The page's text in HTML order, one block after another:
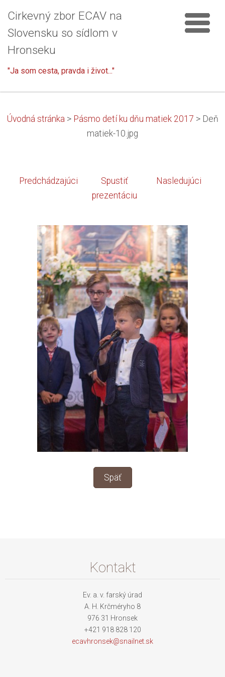
Cirkevný zbor ECAV na
Slovensku so sídlom v
Hronseku
"Ja som cesta, pravda i život..."
Úvodná stránka > Pásmo detí ku dňu matiek 2017 > Deň
matiek-10.jpg
Predchádzajúci
Spustiť
prezentáciu
Nasledujúci
Späť
Kontakt
Ev. a. v. farský úrad
A. H. Krčméryho 8
976 31 Hronsek
+421 918 828 120
ecavhronsek@snai lnet.sk